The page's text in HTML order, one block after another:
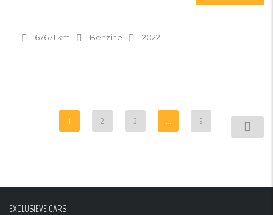
67671 km Benzine 2022
1 2 3 ... 9
EXCLUSIEVE CARS